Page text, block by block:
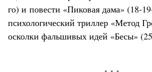
го) и повести «Пиковая дама» (18-
психологический триллер «Метод
осколки фальшивых идей «Бесы»